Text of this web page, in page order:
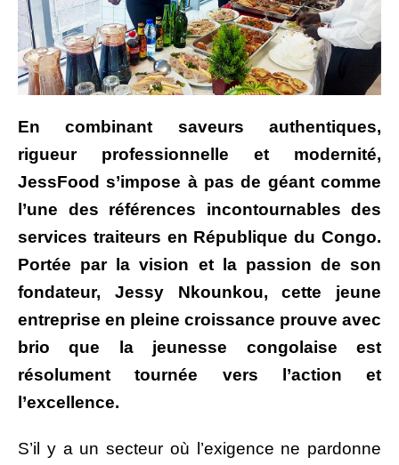
En combinant saveurs authentiques,
rigueur professionnelle et modernité,
JessFood s’impose à pas de géant comme
l’une des références incontournables des
services traiteurs en République du Congo.
Portée par la vision et la passion de son
fondateur, Jessy Nkounkou, cette jeune
entreprise en pleine croissance prouve avec
brio que la jeunesse congolaise est
résolument tournée vers l’action et
l’excellence.
S’il y a un secteur où l’exigence ne pardonne